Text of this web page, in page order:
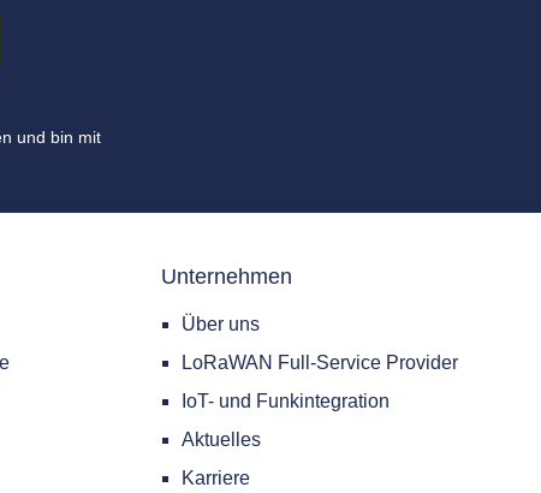
und bin mit
Unternehmen
Über uns
LoRaWAN Full-Service Provider
IoT- und Funkintegration
Aktuelles
Karriere